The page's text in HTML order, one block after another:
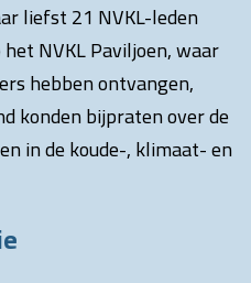
liefst 21 NVKL-leden
NVKL Paviljoen, waar
hebben ontvangen,
konden bijpraten over de
in de koude-, klimaat- en